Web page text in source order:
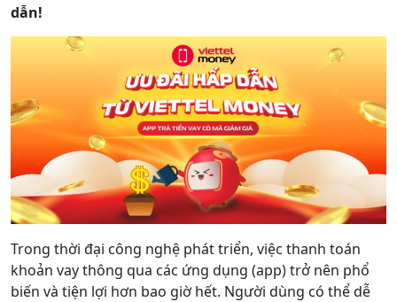
Hỗ trợ
dẫn!
Trong thời đại công nghệ phát triển, việc thanh toán
khoản vay thông qua các ứng dụng (app) trở nên phổ
biến và tiện lợi hơn bao giờ hết. Người dùng có thể dễ